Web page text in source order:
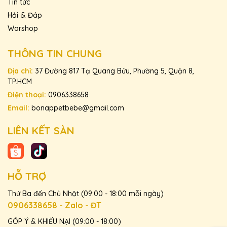
📌#BonApPÉTBébé #ỐpLaSữaDê #SnackThúCưng
#PetFood #ĐồĂnVặtChoChó #ĐồĂnVặtChoMèo
Tin tức
Hỏi & Đáp
Worshop
THÔNG TIN CHUNG
Địa chỉ: 37 Đường 817 Tạ Quang Bửu, Phường 5, Quận 8,
TP.HCM
Điện thoại: 0906338658
Email: bonappetbebe@gmail.com
LIÊN KẾT SÀN
HỖ TRỢ
Thứ Ba đến Chủ Nhật (09:00 - 18:00 mỗi ngày)
0906338658 - Zalo - ĐT
GÓP Ý & KHIẾU NẠI (09:00 - 18:00)